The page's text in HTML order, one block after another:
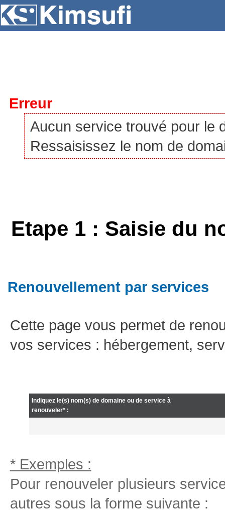
Erreur
Aucun service trouvé pour le
Ressaisissez le nom de
Etape 1 : Saisie du
Renouvellement par services
Cette page vous permet de
vos services : hébergement,
Indiquez le(s) nom(s) de domaine ou de service à
renouveler* :
* Exemples :
Pour renouveler plusieurs
autres sous la forme suivante :